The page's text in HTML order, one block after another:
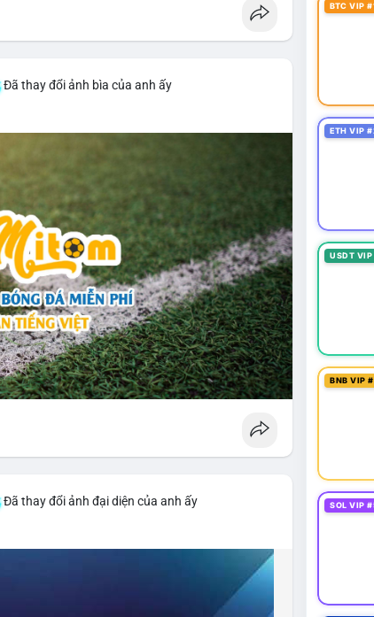
Đã thay đổi ảnh bìa của anh ấy
Đã thay đổi ảnh đại diện của anh ấy
BTC VIP
ETH VIP
USDT
BNB VIP
SOL VIP